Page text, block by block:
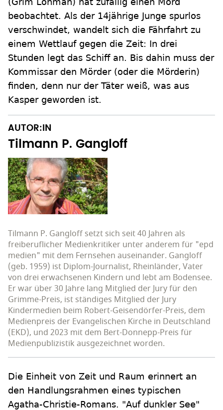
beobachtet. Als der 14jährige Junge spurlos
verschwindet, wandelt sich die Fährfahrt zu
einem Wettlauf gegen die Zeit: In drei
Stunden legt das Schiff an. Bis dahin muss der
Kommissar den Mörder (oder die Mörderin)
finden, denn nur der Täter weiß, was aus
Kasper geworden ist.
AUTOR:IN
Tilmann P. Gangloff
Tilmann P. Gangloff setzt sich seit 40 Jahren als
freiberuflicher Medienkritiker unter anderem für "epd
medien" mit dem Fernsehen auseinander. Gangloff
(geb. 1959) ist Diplom-Journalist, Rheinländer, Vater
von drei erwachsenen Kindern und lebt am Bodensee.
Er war über 30 Jahre lang Mitglied der Jury für den
Grimme-Preis, ist ständiges Mitglied der Jury
Kindermedien beim Robert-Geisendörfer-Preis, dem
Medienpreis der Evangelischen Kirche in Deutschland
(EKD), und 2023 mit dem Bert-Donnepp-Preis für
Medienpublizistik ausgezeichnet worden.
Die Einheit von Zeit und Raum erinnert an
den Handlungsrahmen eines typischen
Agatha-Christie-Romans. "Auf dunkler See"